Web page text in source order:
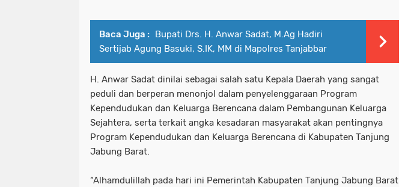
Baca Juga : Bupati Drs. H. Anwar Sadat, M.Ag Hadiri
Sertijab Agung Basuki, S.IK, MM di Mapolres Tanjabbar
H. Anwar Sadat dinilai sebagai salah satu Kepala Daerah yang sangat
peduli dan berperan menonjol dalam penyelenggaraan Program
Kependudukan dan Keluarga Berencana dalam Pembangunan Keluarga
Sejahtera, serta terkait angka kesadaran masyarakat akan pentingnya
Program Kependudukan dan Keluarga Berencana di Kabupaten Tanjung
Jabung Barat.
“Alhamdulillah pada hari ini Pemerintah Kabupaten Tanjung Jabung Barat